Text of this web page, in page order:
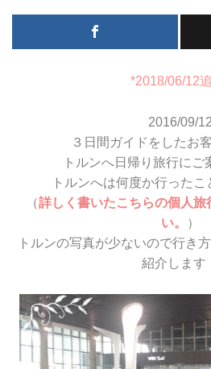
*2018/06/12
2016/09/12
３日間ガイドをしたお
トルンへ日帰り旅行にご
トルンへは何度か行った
（詳しく書いたこちらの個人旅
い。
）
トルンの写真が少ないので行き
紹介します